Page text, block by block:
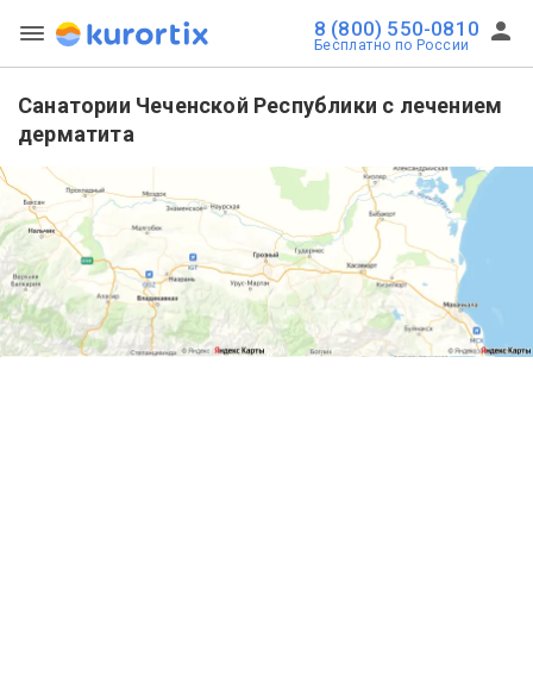
8 (800) 550-0810
Бесплатно по России
Санатории Чеченской Республики с лечением
дерматита